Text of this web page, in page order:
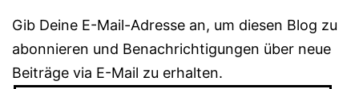
Gib Deine E-Mail-Adresse an, um diesen Blog zu
abonnieren und Benachrichtigungen über neue
Beiträge via E-Mail zu erhalten.